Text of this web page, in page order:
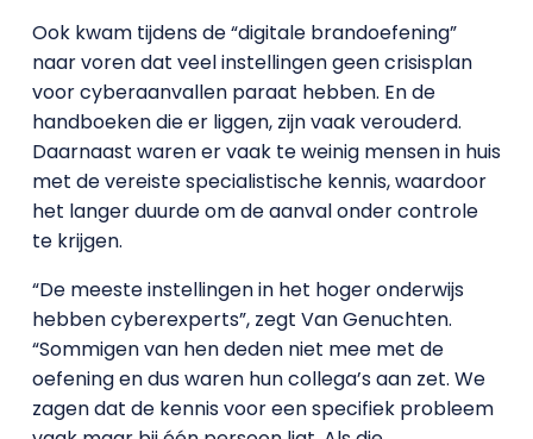
Ook kwam tijdens de “digitale brandoefening”
naar voren dat veel instellingen geen crisisplan
voor cyberaanvallen paraat hebben. En de
handboeken die er liggen, zijn vaak verouderd.
Daarnaast waren er vaak te weinig mensen in huis
met de vereiste specialistische kennis, waardoor
het langer duurde om de aanval onder controle
te krijgen.
“De meeste instellingen in het hoger onderwijs
hebben cyberexperts”, zegt Van Genuchten.
“Sommigen van hen deden niet mee met de
oefening en dus waren hun collega’s aan zet. We
zagen dat de kennis voor een specifiek probleem